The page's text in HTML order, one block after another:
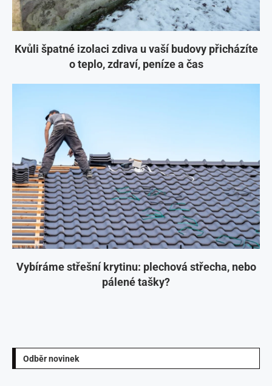
Kvůli špatné izolaci zdiva u vaší budovy přicházíte
o teplo, zdraví, peníze a čas
Vybíráme střešní krytinu: plechová střecha, nebo
pálené tašky?
Odběr novinek